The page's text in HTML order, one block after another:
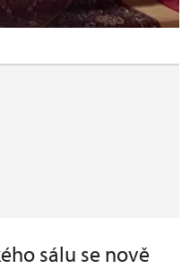
sálu se nově